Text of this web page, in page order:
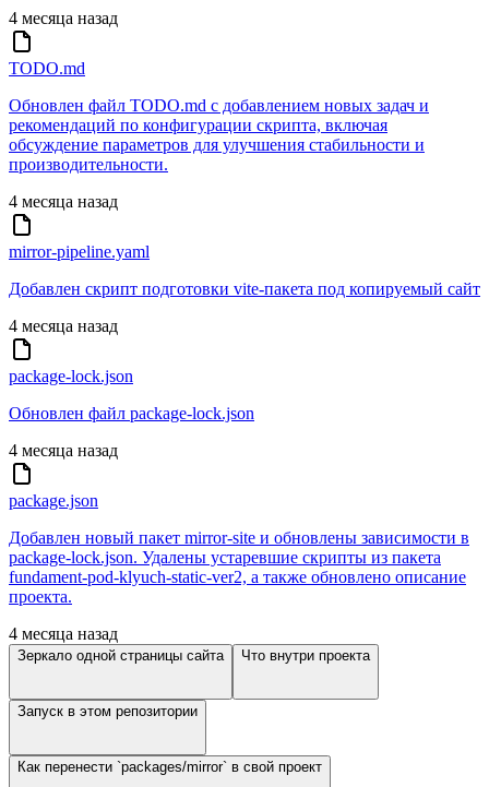
4 месяца назад
TODO.md
Обновлен файл TODO.md с добавлением новых задач и
рекомендаций по конфигурации скрипта, включая
обсуждение параметров для улучшения стабильности и
производительности.
4 месяца назад
mirror-pipeline.yaml
Добавлен скрипт подготовки vite-пакета под копируемый сайт
4 месяца назад
package-lock.json
Обновлен файл package-lock.json
4 месяца назад
package.json
Добавлен новый пакет mirror-site и обновлены зависимости в
package-lock.json. Удалены устаревшие скрипты из пакета
fundament-pod-klyuch-static-ver2, а также обновлено описание
проекта.
4 месяца назад
Зеркало одной страницы сайта Что внутри проекта
Запуск в этом репозитории
Как перенести `packages/mirror` в свой проект